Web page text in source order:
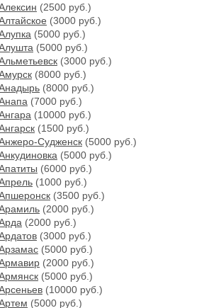
(2500 руб.)
(3000 руб.)
(5000 руб.)
(5000 руб.)
(3000 руб.)
(8000 руб.)
(8000 руб.)
(7000 руб.)
(10000 руб.)
(1500 руб.)
Судженск (5000 руб.)
(5000 руб.)
(6000 руб.)
(1000 руб.)
(3500 руб.)
(2000 руб.)
(2000 руб.)
(3000 руб.)
(5000 руб.)
(2000 руб.)
(5000 руб.)
(10000 руб.)
(5000 руб.)